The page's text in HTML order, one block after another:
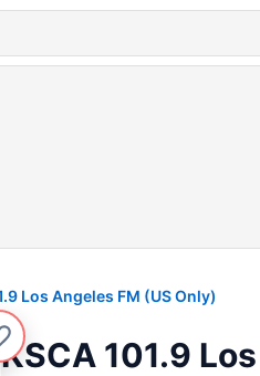
Los Angeles FM (US Only)
KSCA 101.9 Los